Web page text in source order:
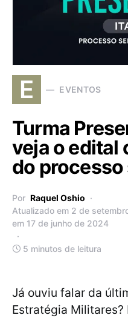
E EVENTOS
Turma
veja o edital
do
Por Raquel Oshio
Atualizado em 2 de
em 17 de junho de 2024
5 minutos de leitura
Já ouviu falar da
Estratégia Militares?